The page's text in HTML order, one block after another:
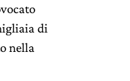
di
nella